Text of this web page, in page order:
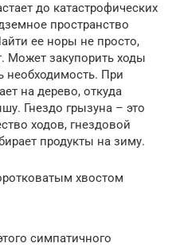
до катастрофических
пространство
ее норы не просто,
Может закупорить ходы
необходимость. При
на дерево, откуда
Гнездо грызуна – это
ходов, гнездовой
продукты на зиму.
хвостом
симпатичного